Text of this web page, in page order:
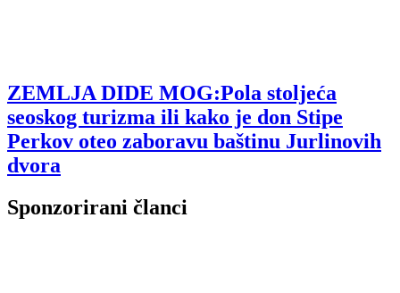
ZEMLJA DIDE MOG:Pola stoljeća
seoskog turizma ili kako je don Stipe
Perkov oteo zaboravu baštinu Jurlinovih
dvora
Sponzorirani članci